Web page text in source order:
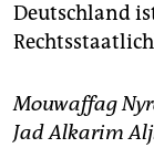
Deutschland
Mouwaffag
Jad Alkarim